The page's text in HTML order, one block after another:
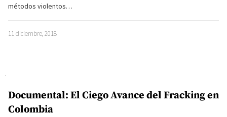
métodos violentos…
11 diciembre, 2018
Documental: El Ciego Avance del Fracking en
Colombia